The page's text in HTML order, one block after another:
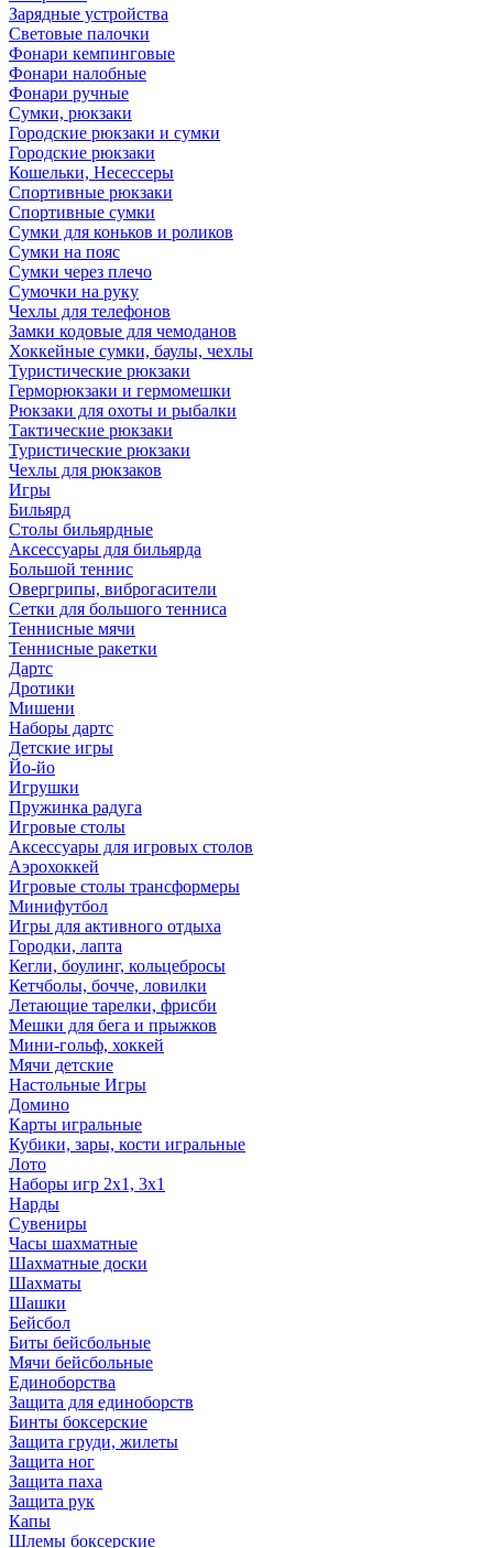
Зарядные устройства
Световые палочки
Фонари кемпинговые
Фонари налобные
Фонари ручные
Сумки, рюкзаки
Городские рюкзаки и сумки
Городские рюкзаки
Кошельки, Несессеры
Спортивные рюкзаки
Спортивные сумки
Сумки для коньков и роликов
Сумки на пояс
Сумки через плечо
Сумочки на руку
Чехлы для телефонов
Замки кодовые для чемоданов
Хоккейные сумки, баулы, чехлы
Туристические рюкзаки
Герморюкзаки и гермомешки
Рюкзаки для охоты и рыбалки
Тактические рюкзаки
Туристические рюкзаки
Чехлы для рюкзаков
Игры
Бильярд
Столы бильярдные
Аксессуары для бильярда
Большой теннис
Овергрипы, виброгасители
Сетки для большого тенниса
Теннисные мячи
Теннисные ракетки
Дартс
Дротики
Мишени
Наборы дартс
Детские игры
Йо-йо
Игрушки
Пружинка радуга
Игровые столы
Аксессуары для игровых столов
Аэрохоккей
Игровые столы трансформеры
Минифутбол
Игры для активного отдыха
Городки, лапта
Кегли, боулинг, кольцебросы
Кетчболы, бочче, ловилки
Летающие тарелки, фрисби
Мешки для бега и прыжков
Мини-гольф, хоккей
Мячи детские
Настольные Игры
Домино
Карты игральные
Кубики, зары, кости игральные
Лото
Наборы игр 2х1, 3х1
Нарды
Сувениры
Часы шахматные
Шахматные доски
Шахматы
Шашки
Бейсбол
Биты бейсбольные
Мячи бейсбольные
Единоборства
Защита для единоборств
Бинты боксерские
Защита груди, жилеты
Защита ног
Защита паха
Защита рук
Капы
Шлемы боксерские